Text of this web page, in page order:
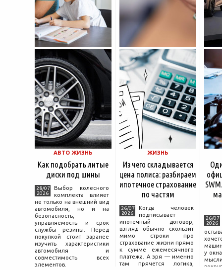
АВТО ЖИЗНЬ
Как подобрать литые
диски под шины
28/07
2026
Выбор колесного
комплекта влияет
не только на внешний вид
автомобиля, но и на
безопасность,
управляемость и срок
службы резины. Перед
покупкой стоит заранее
изучить характеристики
автомобиля и
совместимость всех
элементов.
ЖИЗНЬ
Из чего складывается
цена полиса: разбираем
ипотечное страхование
по частям
26/07
2026
Когда человек
подписывает
ипотечный договор,
взгляд обычно скользит
мимо строки про
страхование жизни прямо
к сумме ежемесячного
платежа. А зря — именно
там прячется логика,
26/07
2026
у
мысли